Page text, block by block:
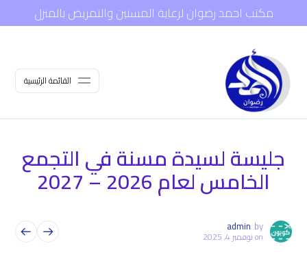
مكتب احمد رضوان لرعاية المسنين والتمريض بالمنزل
القائمة الرئيسية
جليسة لسيدة مسنة في التجمع
الخامس لعام 2026 – 2027
by
admin
onنوفمبر 4, 2025